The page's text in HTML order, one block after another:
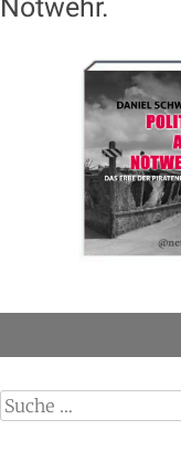
Notwehr.
Suche